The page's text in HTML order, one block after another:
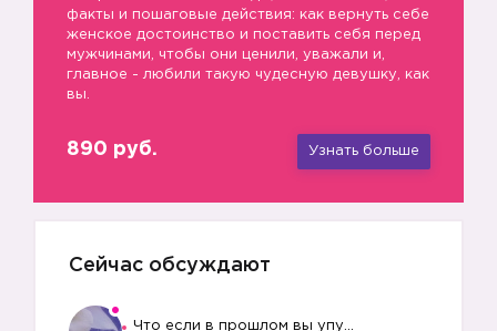
факты и пошаговые действия: как вернуть себе
женское достоинство и поставить себя перед
мужчинами, чтобы они ценили, уважали и,
главное - любили такую чудесную девушку, как
вы.
890 руб. Узнать больше
Сейчас обсуждают